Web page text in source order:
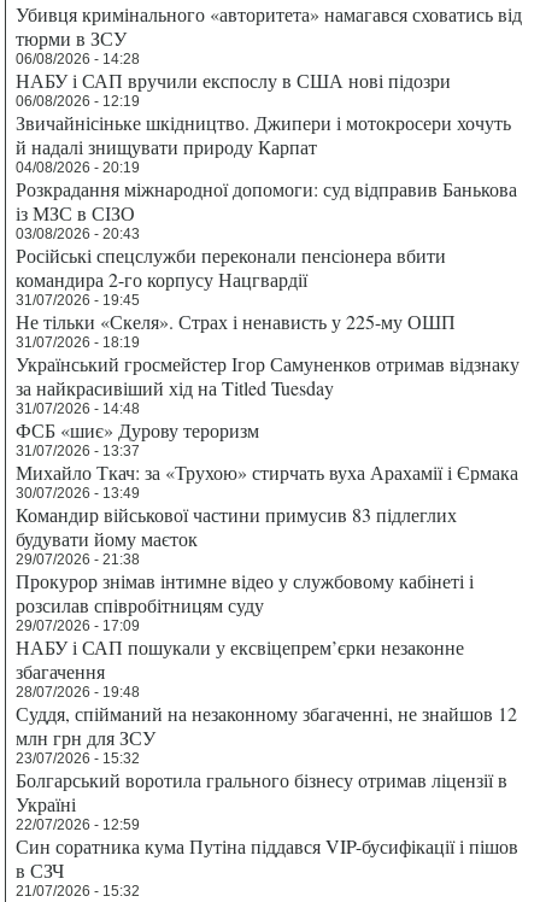
Убивця кримінального «авторитета» намагався сховатись від
тюрми в ЗСУ
06/08/2026 - 14:28
НАБУ і САП вручили експослу в США нові підозри
06/08/2026 - 12:19
Звичайнісіньке шкідництво. Джипери і мотокросери хочуть
й надалі знищувати природу Карпат
04/08/2026 - 20:19
Розкрадання міжнародної допомоги: суд відправив Банькова
із МЗС в СІЗО
03/08/2026 - 20:43
Російські спецслужби переконали пенсіонера вбити
командира 2-го корпусу Нацгвардії
31/07/2026 - 19:45
Не тільки «Скеля». Страх і ненависть у 225-му ОШП
31/07/2026 - 18:19
Український гросмейстер Ігор Самуненков отримав відзнаку
за найкрасивіший хід на Titled Tuesday
31/07/2026 - 14:48
ФСБ «шиє» Дурову тероризм
31/07/2026 - 13:37
Михайло Ткач: за «Трухою» стирчать вуха Арахамії і Єрмака
30/07/2026 - 13:49
Командир військової частини примусив 83 підлеглих
будувати йому маєток
29/07/2026 - 21:38
Прокурор знімав інтимне відео у службовому кабінеті і
розсилав співробітницям суду
29/07/2026 - 17:09
НАБУ і САП пошукали у ексвіцепрем’єрки незаконне
збагачення
28/07/2026 - 19:48
Суддя, спійманий на незаконному збагаченні, не знайшов 12
млн грн для ЗСУ
23/07/2026 - 15:32
Болгарський воротила грального бізнесу отримав ліцензії в
Україні
22/07/2026 - 12:59
Син соратника кума Путіна піддався VIP-бусифікації і пішов
в СЗЧ
21/07/2026 - 15:32